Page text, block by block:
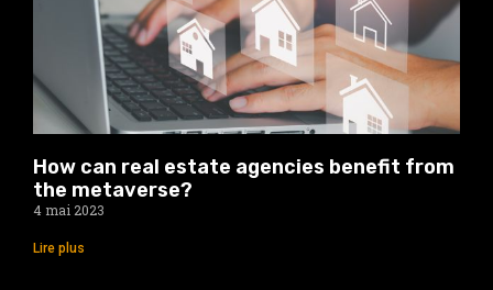
How can real estate agencies benefit from
the metaverse?
4 mai 2023
Lire plus